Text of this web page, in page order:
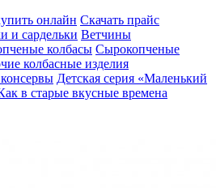
онлайн Скачать прайс
и сардельки Ветчины
колбасы Сырокопченые
колбасные изделия
Детская серия «Маленький
в старые вкусные времена